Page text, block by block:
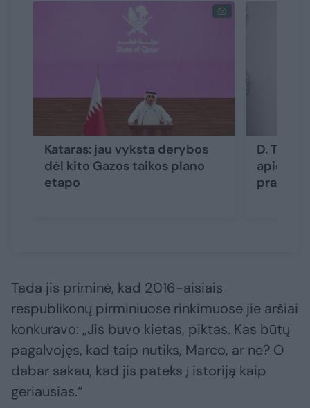
Kataras: jau vyksta derybos
dėl kito Gazos taikos plano
etapo
D.
apie
prabilo
Tada jis priminė, kad 2016-aisiais
respublikonų pirminiuose rinkimuose jie aršiai
konkuravo: „Jis buvo kietas, piktas. Kas būtų
pagalvojęs, kad taip nutiks, Marco, ar ne? O
dabar sakau, kad jis pateks į istoriją kaip
geriausias.“